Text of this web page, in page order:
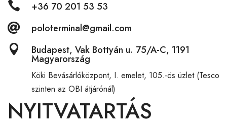
 +36 70 201 53 53
 poloterminal@gmail.com
 Budapest, Vak Bottyán u. 75/A-C, 1191
Magyarország
Köki Bevásárlóközpont, I. emelet, 105.-ös üzlet (Tesco
szinten az OBI átjárónál)
NYITVATARTÁS